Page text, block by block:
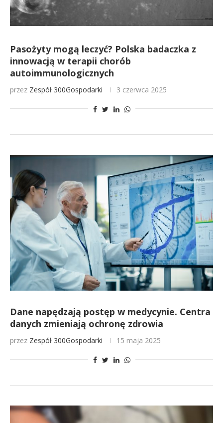
Pasożyty mogą leczyć? Polska badaczka z
innowacją w terapii chorób
autoimmunologicznych
przez Zespół 300Gospodarki 3 czerwca 2025
Dane napędzają postęp w medycynie. Centra
danych zmieniają ochronę zdrowia
przez Zespół 300Gospodarki 15 maja 2025